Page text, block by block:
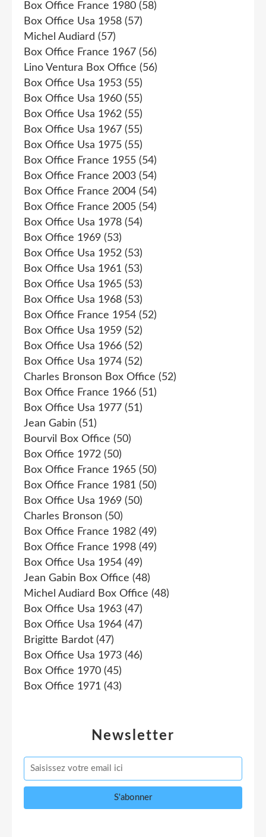
Newsletter
Box Office France 1980 (58)
Box Office Usa 1958 (57)
Michel Audiard (57)
Box Office France 1967 (56)
Lino Ventura Box Office (56)
Box Office Usa 1953 (55)
Box Office Usa 1960 (55)
Box Office Usa 1962 (55)
Box Office Usa 1967 (55)
Box Office Usa 1975 (55)
Box Office France 1955 (54)
Box Office France 2003 (54)
Box Office France 2004 (54)
Box Office France 2005 (54)
Box Office Usa 1978 (54)
Box Office 1969 (53)
Box Office Usa 1952 (53)
Box Office Usa 1961 (53)
Box Office Usa 1965 (53)
Box Office Usa 1968 (53)
Box Office France 1954 (52)
Box Office Usa 1959 (52)
Box Office Usa 1966 (52)
Box Office Usa 1974 (52)
Charles Bronson Box Office (52)
Box Office France 1966 (51)
Box Office Usa 1977 (51)
Jean Gabin (51)
Bourvil Box Office (50)
Box Office 1972 (50)
Box Office France 1965 (50)
Box Office France 1981 (50)
Box Office Usa 1969 (50)
Charles Bronson (50)
Box Office France 1982 (49)
Box Office France 1998 (49)
Box Office Usa 1954 (49)
Jean Gabin Box Office (48)
Michel Audiard Box Office (48)
Box Office Usa 1963 (47)
Box Office Usa 1964 (47)
Brigitte Bardot (47)
Box Office Usa 1973 (46)
Box Office 1970 (45)
Box Office 1971 (43)